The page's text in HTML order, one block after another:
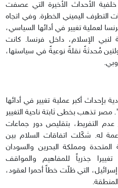
خلفية الأحداث الأخيرة التي عصفت
التطرف اليميني الخطرة. وفي اتجاه
لعملية تغيير في أدائها السياسي،
الإسلام، داخل فرنسا. كانت
مُحدثةً نقلةً نوعيةً في سياستها،
بإحداث أكبر عملية تغيير في أدائها
السياسي من خلال "رؤية 2030". مصر تذهب بخطى ثابتة ناحية التغيير
عدم التفريط، بتقليص دور جماعات
له. شكّلت اتفاقات السلام بين
المتحدة ومملكة البحرين والسودان
تغييرا جذرياً للمفاهيم والمواقف
إسرائيل، التي ظلّت خطاً أحمرا لعقود،